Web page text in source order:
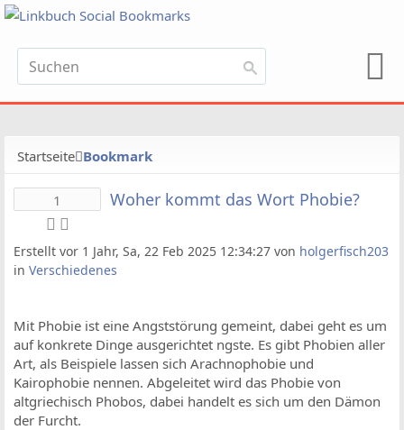
Startseite Bookmark
1 Woher kommt das Wort Phobie?
Erstellt vor 1 Jahr, Sa, 22 Feb 2025 12:34:27 von holgerfisch203
in Verschiedenes
Mit Phobie ist eine Angststörung gemeint, dabei geht es um
auf konkrete Dinge ausgerichtet ngste. Es gibt Phobien aller
Art, als Beispiele lassen sich Arachnophobie und
Kairophobie nennen. Abgeleitet wird das Phobie von
altgriechisch Phobos, dabei handelt es sich um den Dämon
der Furcht.